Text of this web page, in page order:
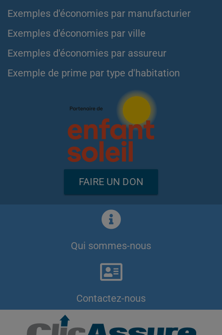
Exemples d'économies par manufacturier
Exemples d'économies par ville
Exemples d'économies par assureur
Exemple de prime par type d'habitation
FAIRE UN DON
Qui sommes-nous
Contactez-nous